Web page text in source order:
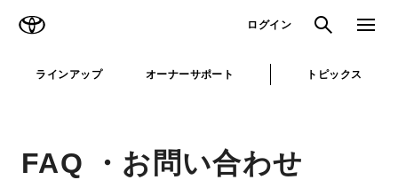
ログイン 検索 メニュ
ラインアップ オーナーサポート トピックス
FAQ ・お問い合わせ